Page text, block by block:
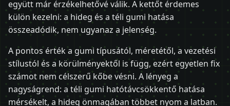
együtt már érzékelhetővé válik. A kettőt érdemes
külön kezelni: a hideg és a téli gumi hatása
összeadódik, nem ugyanaz a jelenség.
A pontos érték a gumi típusától, méretétől, a vezetési
stílustól és a körülményektől is függ, ezért egyetlen fix
számot nem célszerű kőbe vésni. A lényeg a
nagyságrend: a téli gumi hatótávcsökkentő hatása
mérsékelt, a hideg önmagában többet nyom a latban.